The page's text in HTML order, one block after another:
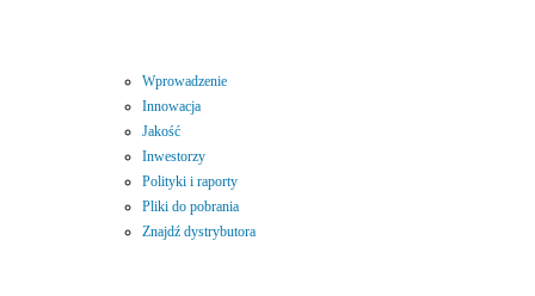
Wprowadzenie
Innowacja
Jakość
Inwestorzy
Polityki i raporty
Pliki do pobrania
Znajdź dystrybutora